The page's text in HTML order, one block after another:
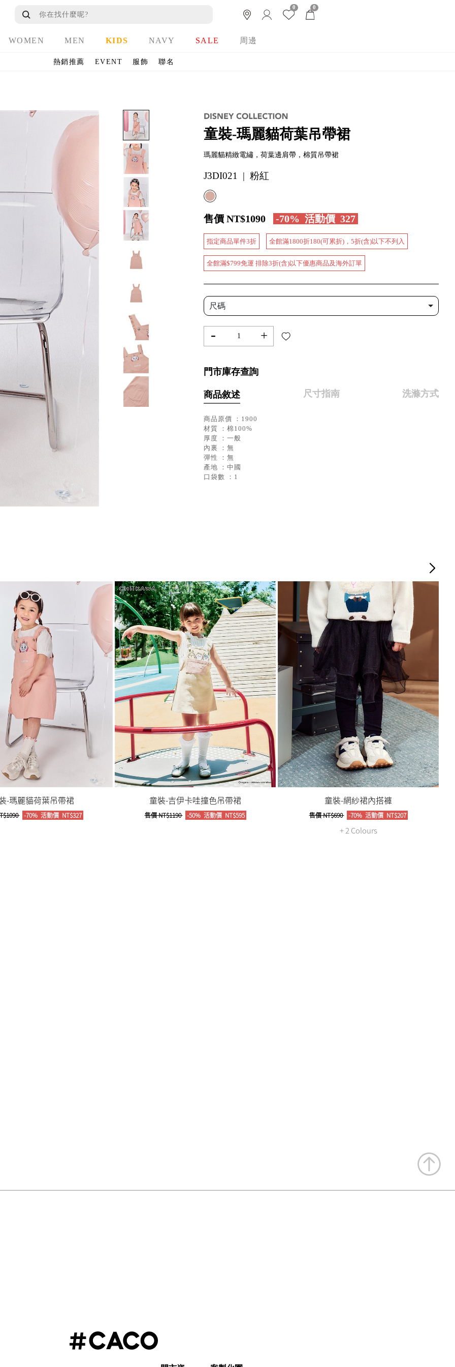
0 0
WOMEN MEN KIDS NAVY SALE 周邊
熱銷推薦 EVENT 服飾 聯名
童裝-瑪麗貓荷葉吊帶裙
瑪麗貓精緻電繡，荷葉邊肩帶，棉質吊帶裙
J3DI021 | 粉紅
售價 NT$1090 -70% 活動價 327
指定商品單件3折 全館滿1800折180(可累折)，5折(含)以下不列入
全館滿$799免運 排除3折(含)以下優惠商品及海外訂單
尺碼
- +
門市庫存查詢
商品敘述 尺寸指南 洗滌方式
商品原價 ：1900
材質 ：棉100%
厚度 ：一般
內裏 ：無
彈性 ：無
產地 ：中國
口袋數 ：1
-瑪麗貓荷葉吊帶裙
-70% 活動價NT$327
童裝-吉伊卡哇撞色吊帶裙
售價NT$1190 -50% 活動價NT$595
童裝-網紗裙內搭褲
售價NT$690 -70% 活動價NT$207
+ 2 Colours